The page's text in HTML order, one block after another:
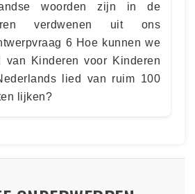
woorden zijn in de
verdwenen uit ons
6 Hoe kunnen we
van Kinderen voor Kinderen
lied van ruim 100
lijken?